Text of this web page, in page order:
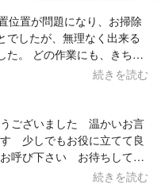
位置が問題になり、お掃除
でしたが、無理なく出来る
きちん
分かりやすく端的に状態を
いように養生もしっかりし
はご持参されたマットもお
家庭ではお風呂場でも傷付
い日で、し
たのですが、イヤな顔一つ
難かったです。 作業後
続きを読む
ございました 温かいお言
少しでもお役に立てて良
呼び下さい お待ちしてい
続きを読む